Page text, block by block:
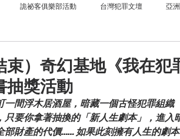
詭祕客俱樂部活動 台灣犯罪文壇 亞
束）奇幻基地《我在
抽獎活動
一間浮木居酒屋，暗藏一個古怪犯罪組
只要你拿著抽換的「新人生劇本」，進入
部財產的代價…… 如果此刻擁有人生的劇